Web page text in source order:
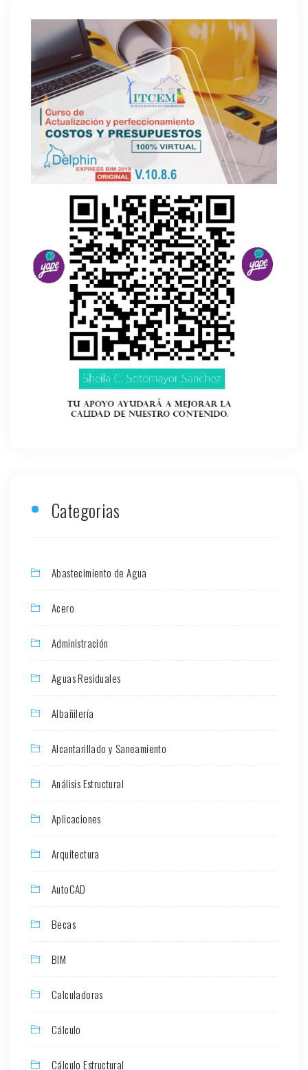
Categorias
Abastecimiento de Agua
Acero
Administración
Aguas Residuales
Albañilería
Alcantarillado y Saneamiento
Análisis Estructural
Aplicaciones
Arquitectura
AutoCAD
Becas
BIM
Calculadoras
Cálculo
Cálculo Estructural